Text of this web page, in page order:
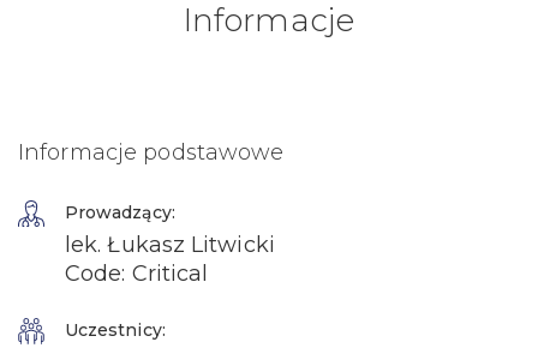
Informacje
Informacje podstawowe
Prowadzący:
lek. Łukasz Litwicki
Code: Critical
Uczestnicy: